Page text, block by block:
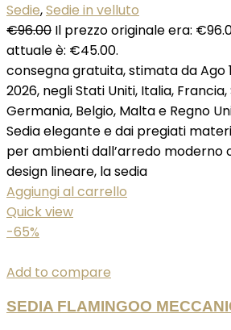
Sedie,Sedie in velluto
€96.00 Il prezzo originale era:
attuale è: €45.00.
consegna gratuita, stimata da Ago
2026, negli Stati Uniti, Italia,
Germania, Belgio, Malta e Regno
Sedia elegante e dai pregiati
per ambienti dall’arredo moderno
design lineare, la sedia
Aggiungi al carrello
Quick view
-65%
Add to compare
SEDIA FLAMINGOO